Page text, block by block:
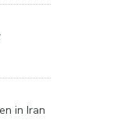
in Iran